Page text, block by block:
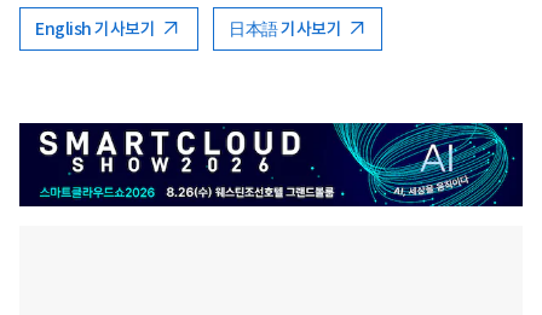
English 기사보기 日本語 기사보기